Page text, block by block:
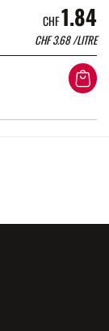
CHF1.84
CHF3.68/LITRE